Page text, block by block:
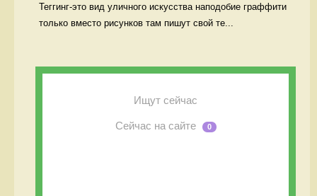
Теггинг-это вид уличного искусства наподобие граффити
только вместо рисунков там пишут свой те...
Ищут сейчас
Сейчас на сайте 0